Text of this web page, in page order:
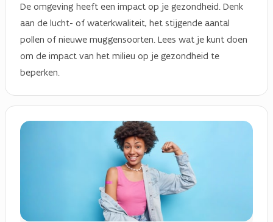
De omgeving heeft een impact op je gezondheid. Denk
aan de lucht- of waterkwaliteit, het stijgende aantal
pollen of nieuwe muggensoorten. Lees wat je kunt doen
om de impact van het milieu op je gezondheid te
beperken.